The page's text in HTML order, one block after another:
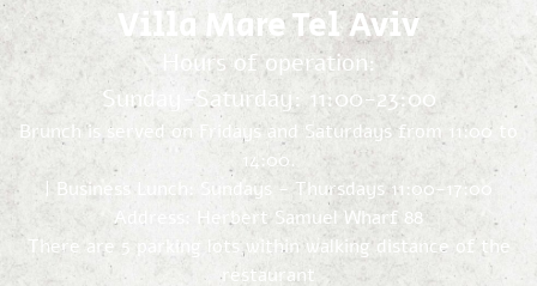
Villa Mare Tel Aviv
Hours of operation:
Sunday-Saturday: 11:00-23:00
Brunch is served on Fridays and Saturdays from 11:00 to
14:00.
| Business Lunch: Sundays - Thursdays 11:00-17:00
Address: Herbert Samuel Wharf 88
There are 5 parking lots within walking distance of the
restaurant